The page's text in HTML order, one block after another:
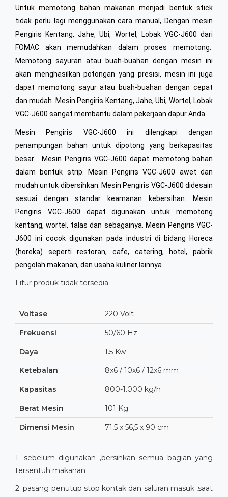
Untuk memotong bahan makanan menjadi bentuk stick
tidak perlu lagi menggunakan cara manual, Dengan mesin
Pengiris Kentang, Jahe, Ubi, Wortel, Lobak VGC-J600 dari
FOMAC akan memudahkan dalam proses memotong.
Memotong sayuran atau buah-buahan dengan mesin ini
akan menghasilkan potongan yang presisi, mesin ini juga
dapat memotong sayur atau buah-buahan dengan cepat
dan mudah. Mesin Pengiris Kentang, Jahe, Ubi, Wortel, Lobak
VGC-J600 sangat membantu dalam pekerjaan dapur Anda.
Mesin Pengiris VGC-J600 ini dilengkapi dengan
penampungan bahan untuk dipotong yang berkapasitas
besar. Mesin Pengiris VGC-J600 dapat memotong bahan
dalam bentuk strip. Mesin Pengiris VGC-J600 awet dan
mudah untuk dibersihkan. Mesin Pengiris VGC-J600 didesain
sesuai dengan standar keamanan kebersihan. Mesin
Pengiris VGC-J600 dapat digunakan untuk memotong
kentang, wortel, talas dan sebagainya. Mesin Pengiris VGC-
J600 ini cocok digunakan pada industri di bidang Horeca
(horeka) seperti restoran, cafe, catering, hotel, pabrik
pengolah makanan, dan usaha kuliner lainnya.
Fitur produk tidak tersedia.
Voltase 220 Volt
Frekuensi 50/60 Hz
Daya 1.5 Kw
Ketebalan 8x6 / 10x6 / 12x6 mm
Kapasitas 800-1.000 kg/h
Berat Mesin 101 Kg
Dimensi Mesin 71,5 x 56,5 x 90 cm
1. sebelum digunakan ,bersihkan semua bagian yang
tersentuh makanan
2. pasang penutup stop kontak dan saluran masuk ,saat